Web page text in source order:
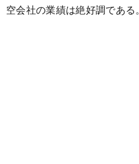
空会社の業績は絶好調である。